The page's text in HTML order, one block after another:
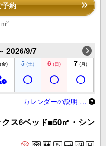
予約
2
2026/9/7
(金) 5 (土) 6 (日) 7 (月)
カレンダーの説明 …
ス6ベッド■50㎡・シン